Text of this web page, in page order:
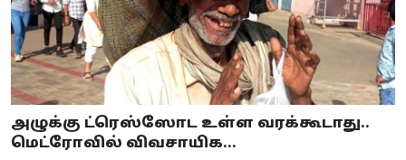
அழுக்கு ட்ரெஸ்ஸோட உள்ள வரக்கூடாது..
மெட்ரோவில் விவசாயிக...